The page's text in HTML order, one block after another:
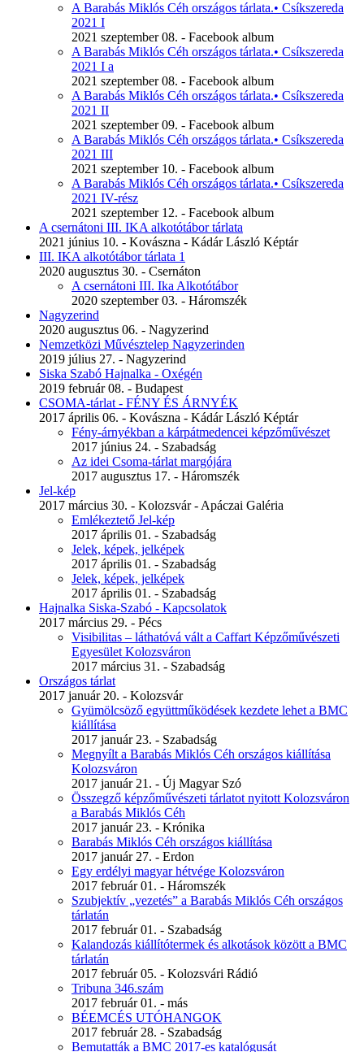
A Barabás Miklós Céh országos tárlata.• Csíkszereda
2021 I
2021 szeptember 08. - Facebook album
A Barabás Miklós Céh országos tárlata.• Csíkszereda
2021 I a
2021 szeptember 08. - Facebook album
A Barabás Miklós Céh országos tárlata.• Csíkszereda
2021 II
2021 szeptember 09. - Facebook album
A Barabás Miklós Céh országos tárlata.• Csíkszereda
2021 III
2021 szeptember 10. - Facebook album
A Barabás Miklós Céh országos tárlata.• Csíkszereda
2021 IV-rész
2021 szeptember 12. - Facebook album
A csernátoni III. IKA alkotótábor tárlata
2021 június 10. - Kovászna - Kádár László Képtár
III. IKA alkotótábor tárlata 1
2020 augusztus 30. - Csernáton
A csernátoni III. Ika Alkotótábor
2020 szeptember 03. - Háromszék
Nagyzerind
2020 augusztus 06. - Nagyzerind
Nemzetközi Művésztelep Nagyzerinden
2019 július 27. - Nagyzerind
Siska Szabó Hajnalka - Oxégén
2019 február 08. - Budapest
CSOMA-tárlat - FÉNY ÉS ÁRNYÉK
2017 április 06. - Kovászna - Kádár László Képtár
Fény-árnyékban a kárpátmedencei képzőművészet
2017 június 24. - Szabadság
Az idei Csoma-tárlat margójára
2017 augusztus 17. - Háromszék
Jel-kép
2017 március 30. - Kolozsvár - Apáczai Galéria
Emlékeztető Jel-kép
2017 április 01. - Szabadság
Jelek, képek, jelképek
2017 április 01. - Szabadság
Jelek, képek, jelképek
2017 április 01. - Szabadság
Hajnalka Siska-Szabó - Kapcsolatok
2017 március 29. - Pécs
Visibilitas – láthatóvá vált a Caffart Képzőművészeti
Egyesület Kolozsváron
2017 március 31. - Szabadság
Országos tárlat
2017 január 20. - Kolozsvár
Gyümölcsöző együttműködések kezdete lehet a BMC
kiállítása
2017 január 23. - Szabadság
Megnyílt a Barabás Miklós Céh országos kiállítása
Kolozsváron
2017 január 21. - Új Magyar Szó
Összegző képzőművészeti tárlatot nyitott Kolozsváron
a Barabás Miklós Céh
2017 január 23. - Krónika
Barabás Miklós Céh országos kiállítása
2017 január 27. - Erdon
Egy erdélyi magyar hétvége Kolozsváron
2017 február 01. - Háromszék
Szubjektív „vezetés” a Barabás Miklós Céh országos
tárlatán
2017 február 01. - Szabadság
Kalandozás kiállítótermek és alkotások között a BMC
tárlatán
2017 február 05. - Kolozsvári Rádió
Tribuna 346.szám
2017 február 01. - más
BÉEMCÉS UTÓHANGOK
2017 február 28. - Szabadság
Bemutatták a BMC 2017-es katalógusát